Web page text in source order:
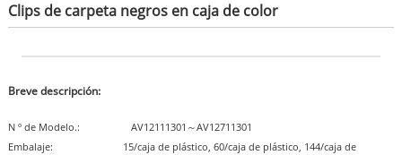
Clips de carpeta negros en caja de color
Breve descripción:
N º de Modelo.:
AV12111301～AV12711301
Embalaje:
15/caja de plástico, 60/caja de plástico, 144/caja de